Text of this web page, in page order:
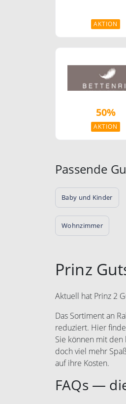
AKTION
50%
AKTION
Passende
Baby und Kinder
Wohnzimmer
Prinz
Aktuell hat Prinz 2
Das Sortiment an
reduziert. Hier
Sie können mit den
doch viel mehr
auf ihre Kosten.
FAQs —